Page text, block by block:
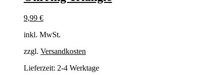
Varianten
der
Produktseite
gewählt
9,99 €
inkl. MwSt.
zzgl. Versandkosten
Lieferzeit: 2-4 Werktage